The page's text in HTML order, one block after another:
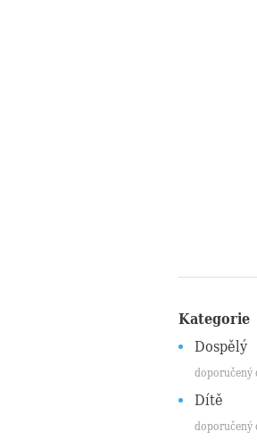
Kategorie
Dospělý
doporučený
Dítě
doporučený